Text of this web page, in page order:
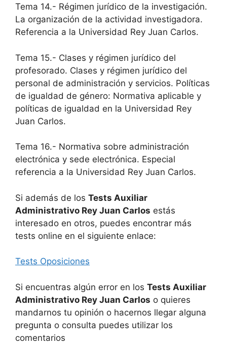
Tema 14.- Régimen jurídico de la investigación.
La organización de la actividad investigadora.
Referencia a la Universidad Rey Juan Carlos.
Tema 15.- Clases y régimen jurídico del
profesorado. Clases y régimen jurídico del
personal de administración y servicios. Políticas
de igualdad de género: Normativa aplicable y
políticas de igualdad en la Universidad Rey
Juan Carlos.
Tema 16.- Normativa sobre administración
electrónica y sede electrónica. Especial
referencia a la Universidad Rey Juan Carlos.
Si además de los Tests Auxiliar
Administrativo Rey Juan Carlos estás
interesado en otros, puedes encontrar más
tests online en el siguiente enlace:
Tests Oposiciones
Si encuentras algún error en los Tests Auxiliar
Administrativo Rey Juan Carlos o quieres
mandarnos tu opinión o hacernos llegar alguna
pregunta o consulta puedes utilizar los
comentarios